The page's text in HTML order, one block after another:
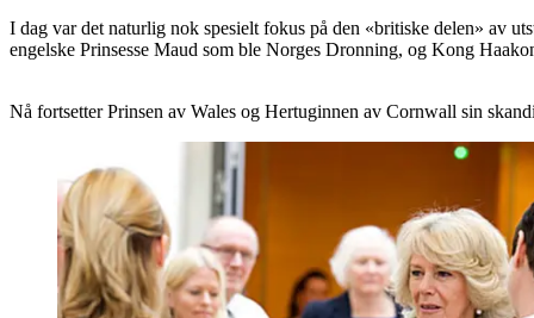
I dag var det naturlig nok spesielt fokus på den «britiske delen» av
engelske Prinsesse Maud som ble Norges Dronning, og Kong
Nå fortsetter Prinsen av Wales og Hertuginnen av Cornwall sin